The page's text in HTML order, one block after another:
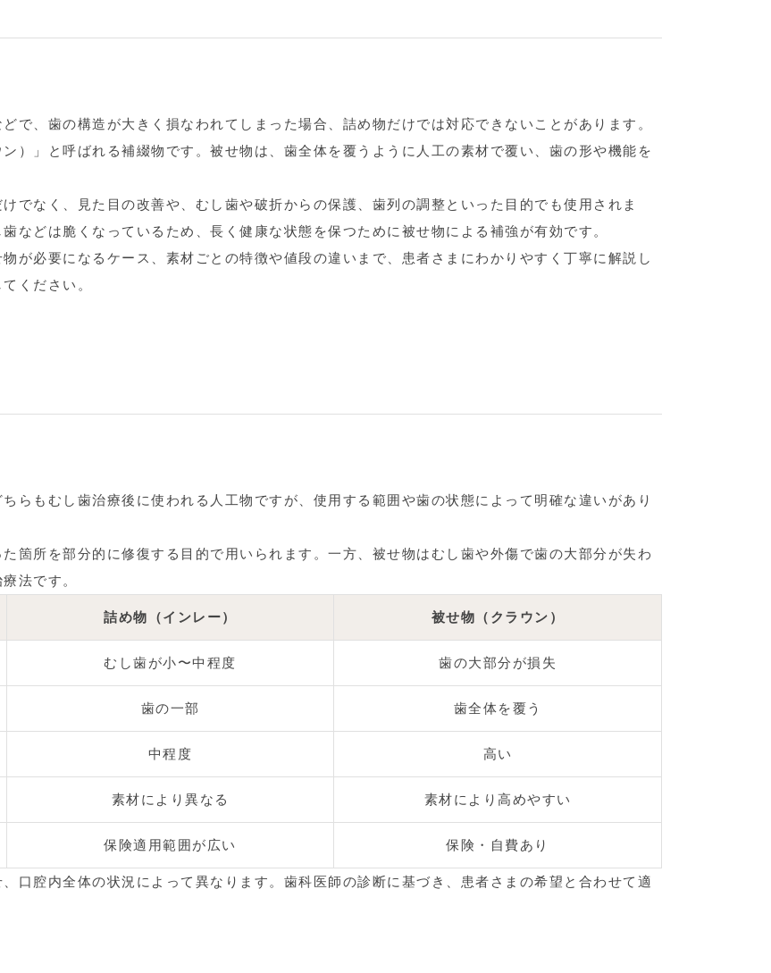
で、歯の構造が大きく損なわれてしまった場合、詰め物だけでは対応できないことがあります。
）」と呼ばれる補綴物です。被せ物は、歯全体を覆うように人工の素材で覆い、歯の形や機能を
でなく、見た目の改善や、むし歯や破折からの保護、歯列の調整といった目的でも使用されま
などは脆くなっているため、長く健康な状態を保つために被せ物による補強が有効です。
が必要になるケース、素材ごとの特徴や値段の違いまで、患者さまにわかりやすく丁寧に解説し
ください。
らもむし歯治療後に使われる人工物ですが、使用する範囲や歯の状態によって明確な違いがあり
箇所を部分的に修復する目的で用いられます。一方、被せ物はむし歯や外傷で歯の大部分が失わ
法です。
詰め物（インレー） 被せ物（クラウン）
むし歯が小〜中程度 歯の大部分が損失
歯の一部 歯全体を覆う
中程度 高い
素材により異なる 素材により高めやすい
保険適用範囲が広い 保険・自費あり
口腔内全体の状況によって異なります。歯科医師の診断に基づき、患者さまの希望と合わせて適